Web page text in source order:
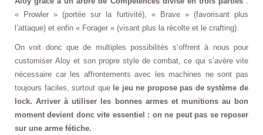
« Prowler » (portée sur la furtivité), « Brave » (favorisant plus
l’attaque) et enfin « Forager » (visant plus la récolte et le crafting).
On voit donc que de multiples possibilités s’offrent à nous pour
customiser Aloy et son propre style de combat, ce qui s’avère vite
nécessaire car les affrontements avec les machines ne sont pas
toujours faciles, surtout que le jeu ne propose pas de système de
lock. Arriver à utiliser les bonnes armes et munitions au bon
moment devient donc vite essentiel : on ne peut pas se reposer
sur une arme fétiche.